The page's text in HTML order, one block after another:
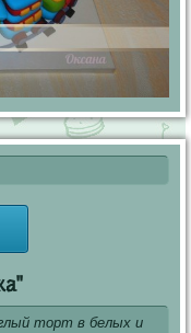
торт в белых и